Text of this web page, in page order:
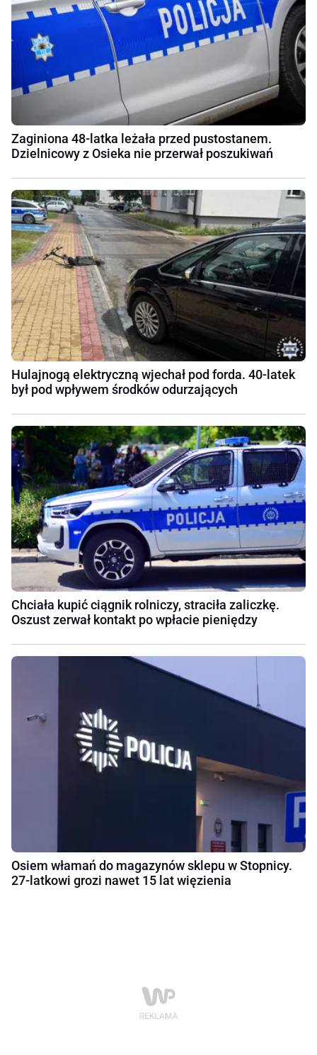
Zaginiona 48-latka leżała przed pustostanem.
Dzielnicowy z Osieka nie przerwał poszukiwań
Hulajnogą elektryczną wjechał pod forda. 40-latek
był pod wpływem środków odurzających
Chciała kupić ciągnik rolniczy, straciła zaliczkę.
Oszust zerwał kontakt po wpłacie pieniędzy
Osiem włamań do magazynów sklepu w Stopnicy.
27-latkowi grozi nawet 15 lat więzienia